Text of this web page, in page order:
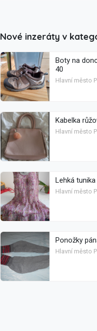
Nové inzeráty v
Boty na
40
Hlavní město
Kabelka
Hlavní město
Lehká
Hlavní město
Hlavní město